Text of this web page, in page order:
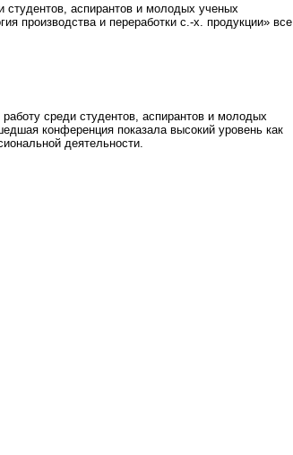
студентов, аспирантов и молодых ученых
производства и переработки с.-х. продукции» все
среди студентов, аспирантов и молодых
конференция показала высокий уровень как
деятельности.